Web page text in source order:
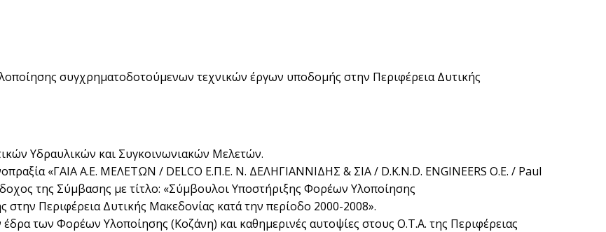
συγχρηματοδοτούμενων τεχνικών έργων υποδομής στην Περιφέρεια Δυτικής
Υδραυλικών και Συγκοινωνιακών Μελετών.
«ΓΑΙΑ Α.Ε. ΜΕΛΕΤΩΝ / DELCO Ε.Π.Ε. Ν. ΔΕΛΗΓΙΑΝΝΙΔΗΣ & ΣΙΑ / D.K.N.D. ENGINEERS Ο.Ε. / Paul
της Σύμβασης με τίτλο: «Σύμβουλοι Υποστήριξης Φορέων Υλοποίησης
Περιφέρεια Δυτικής Μακεδονίας κατά την περίοδο 2000-2008».
των Φορέων Υλοποίησης (Κοζάνη) και καθημερινές αυτοψίες στους Ο.Τ.Α. της Περιφέρειας